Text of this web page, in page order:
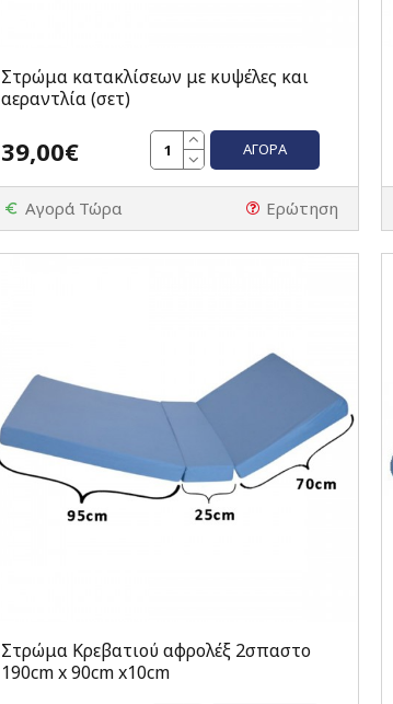
Στρώμα κατακλίσεων με κυψέλες και
αεραντλία (σετ)
39,00€ ΑΓΟΡΆ
Αγορά Τώρα Ερώτηση
Στρώμα Κρεβατιού αφρολέξ 2σπαστο
190cm x 90cm x10cm